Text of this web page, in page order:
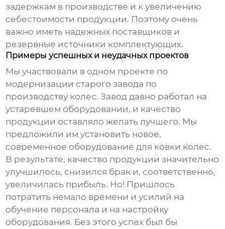
задержкам в производстве и к увеличению
себестоимости продукции. Поэтому очень
важно иметь надежных поставщиков и
резервные источники комплектующих.
Примеры успешных и неудачных проектов
Мы участвовали в одном проекте по
модернизации старого завода по
производству колес. Завод давно работал на
устаревшем оборудовании, и качество
продукции оставляло желать лучшего. Мы
предложили им установить новое,
современное оборудование для ковки колес.
В результате, качество продукции значительно
улучшилось, снизился брак и, соответственно,
увеличилась прибыль. Но! Пришлось
потратить немало времени и усилий на
обучение персонала и на настройку
оборудования. Без этого успех был бы